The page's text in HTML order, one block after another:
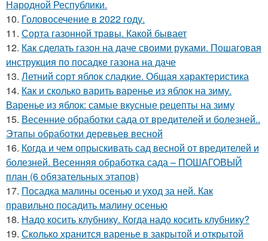
Народной Республики.
10. Головосечение в 2022 году.
11. Сорта газонной травы. Какой бывает
12. Как сделать газон на даче своими руками. Пошаговая
инструкция по посадке газона на даче
13. Летний сорт яблок сладкие. Общая характеристика
14. Как и сколько варить варенье из яблок на зиму.
Варенье из яблок: самые вкусные рецепты на зиму
15. Весенние обработки сада от вредителей и болезней..
Этапы обработки деревьев весной
16. Когда и чем опрыскивать сад весной от вредителей и
болезней. Весенняя обработка сада – ПОШАГОВЫЙ
план (6 обязательных этапов)
17. Посадка малины осенью и уход за ней. Как
правильно посадить малину осенью
18. Надо косить клубнику. Когда надо косить клубнику?
19. Сколько хранится варенье в закрытой и открытой